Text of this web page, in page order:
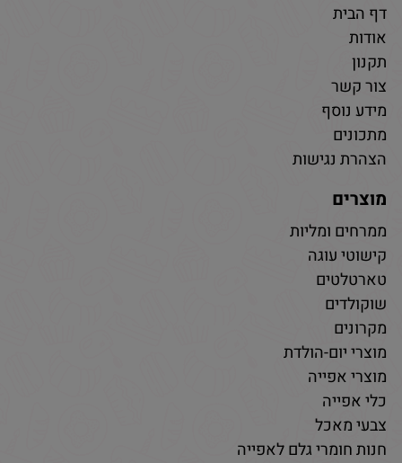
דף הבית
אודות
תקנון
צור קשר
מידע נוסף
מתכונים
הצהרת נגישות
מוצרים
ממרחים ומליות
קישוטי עוגה
טארטלטים
שוקולדים
מקרונים
מוצרי יום-הולדת
מוצרי אפייה
כלי אפייה
צבעי מאכל
חנות חומרי גלם לאפייה